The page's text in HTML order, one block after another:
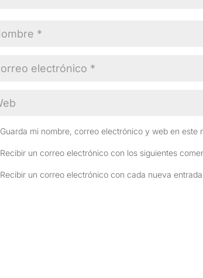
Guarda mi nombre, correo electrónico y web en
Recibir un correo electrónico con los siguientes
Recibir un correo electrónico con cada nueva